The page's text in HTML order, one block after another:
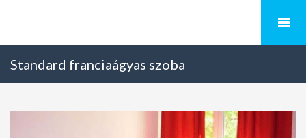
Standard franciaágyas szoba